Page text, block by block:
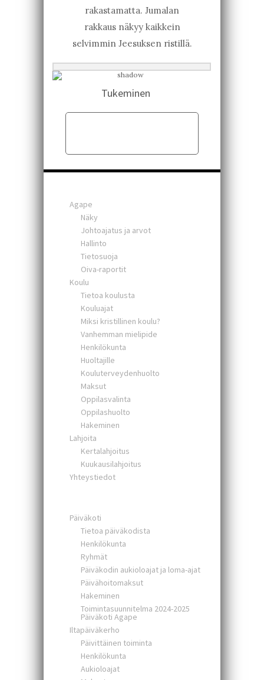
rakastamatta. Jumalan
rakkaus näkyy kaikkein
selvimmin Jeesuksen ristillä.
Tukeminen
Agape
Näky
Johtoajatus ja arvot
Hallinto
Tietosuoja
Oiva-raportit
Koulu
Tietoa koulusta
Kouluajat
Miksi kristillinen koulu?
Vanhemman mielipide
Henkilökunta
Huoltajille
Kouluterveydenhuolto
Maksut
Oppilasvalinta
Oppilashuolto
Hakeminen
Lahjoita
Kertalahjoitus
Kuukausilahjoitus
Yhteystiedot
Päiväkoti
Tietoa päiväkodista
Henkilökunta
Ryhmät
Päiväkodin aukioloajat ja loma-ajat
Päivähoitomaksut
Hakeminen
Toimintasuunnitelma 2024-2025
Päiväkoti Agape
Iltapäiväkerho
Päivittäinen toiminta
Henkilökunta
Aukioloajat